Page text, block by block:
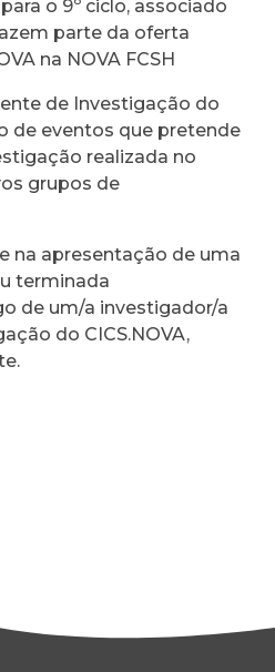
o 9º ciclo, associado
parte da oferta
na NOVA FCSH
de Investigação do
de eventos que pretende
realizada no
grupos de
na apresentação de uma
terminada
de um/a investigador/a
do CICS.NOVA,